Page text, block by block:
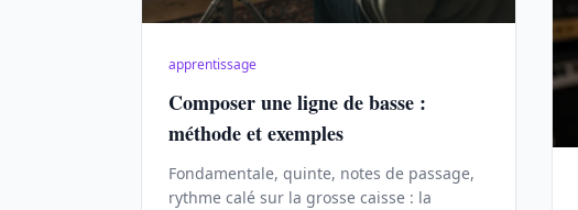
apprentissage
Composer une ligne de basse :
méthode et exemples
Fondamentale, quinte, notes de passage,
rythme calé sur la grosse caisse : la